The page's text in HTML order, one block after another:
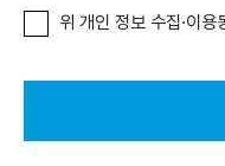
다른 목적으로 사용되지 않
*연계정보(CI):개인식별정
위 개인 정보 수집·이